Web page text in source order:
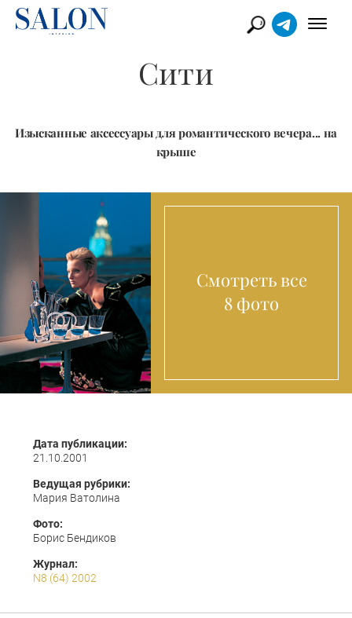
Сити
Изысканные аксессуары для романтического вечера... на
крыше
Смотреть все
8 фото
Дата публикации:
21.10.2001
Ведущая рубрики:
Мария Ватолина
Фото:
Борис Бендиков
Журнал:
N8 (64) 2002